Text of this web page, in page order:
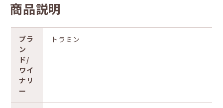
商品説明
ブラ
ン
ド/
ワイ
ナリ
ー
トラミン